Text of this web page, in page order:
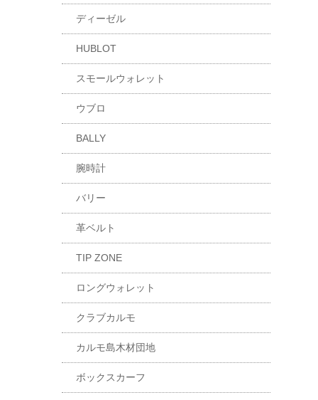
ディーゼル
HUBLOT
スモールウォレット
ウブロ
BALLY
腕時計
バリー
革ベルト
TIP ZONE
ロングウォレット
クラブカルモ
カルモ島木材団地
ボックスカーフ